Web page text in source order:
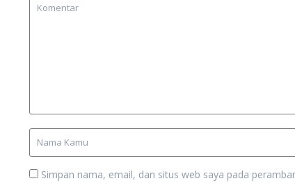
Simpan nama, email, dan situs web saya pada